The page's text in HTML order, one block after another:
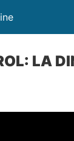
LA